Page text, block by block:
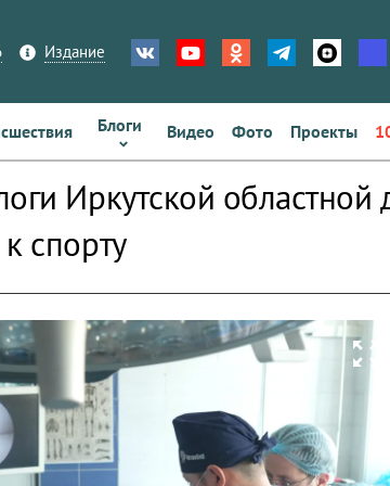
Издание
Блоги Видео Фото Проекты
Иркутской
спорту
zoom_out_map